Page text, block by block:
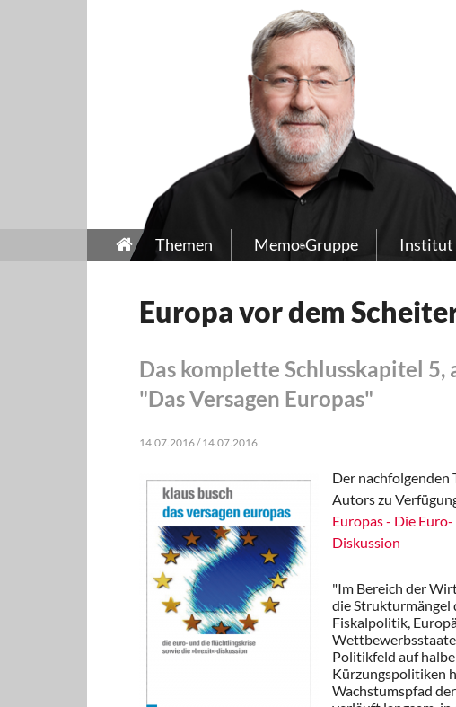
Themen Memo-Gruppe Institut
Europa vor dem
Das komplette Schlusskapitel 5,
"Das Versagen Europas"
14.07.2016 / 14.07.2016
Der nachfolgenden
Autors zu
Europas - Die
Diskussion
"Im Bereich der
die Strukturmängel
Fiskalpolitik,
Politikfeld auf
Kürzungspolitiken
Wachstumspfad